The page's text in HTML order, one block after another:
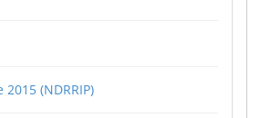
(NDRRIP)